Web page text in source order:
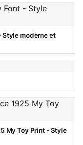
Style moderne et
My Toy Print - Style